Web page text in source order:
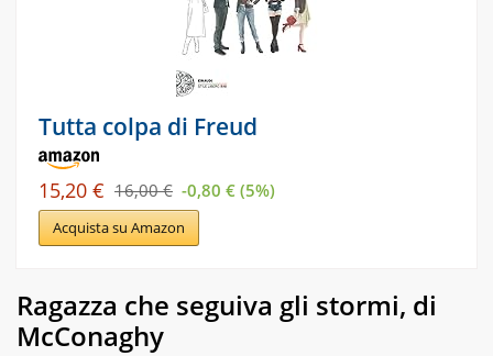
Tutta colpa di Freud
15,20 € 16,00 € -0,80 € (5%)
Acquista su Amazon
Ragazza che seguiva gli stormi, di
McConaghy